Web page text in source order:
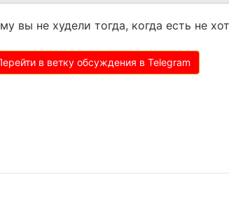
вы не худели тогда, когда есть не
в ветку обсуждения в Telegram